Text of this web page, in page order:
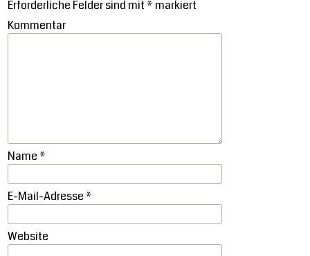
Erforderliche Felder sind mit * markiert
Kommentar
Name *
E-Mail-Adresse *
Website